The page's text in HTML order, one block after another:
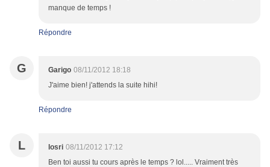
manque de temps !
Répondre
G Garigo 08/11/2012 18:18
J'aime bien! j'attends la suite hihi!
Répondre
L losri 08/11/2012 17:12
Ben toi aussi tu cours après le temps ? lol..... Vraiment très